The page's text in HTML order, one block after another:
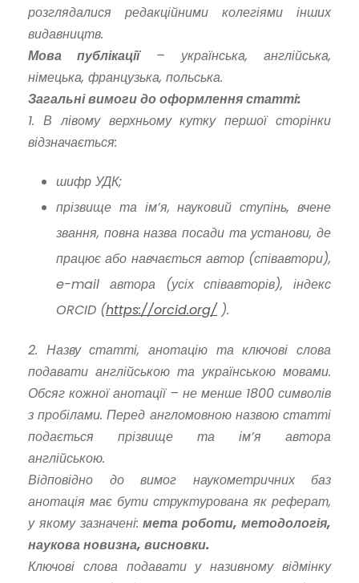
розглядалися редакційними колегіями інших
видавництв.
Мова публікації– українська, англійська,
німецька, французька, польська.
Загальні вимоги до оформлення статті:
1. В лівому верхньому кутку першої сторінки
відзначається:
шифр УДК;
прізвище та ім’я, науковий ступінь, вчене
звання, повна назва посади та установи, де
працює або навчається автор (співавтори),
e-mail автора (усіх співавторів), індекс
ORCID (https://orcid.org/ ).
2. Назву статті, анотацію та ключові слова
подавати англійською та українською мовами.
Обсяг кожної анотації – не менше 1800 символів
з пробілами. Перед англомовною назвою статті
подається прізвище та ім’я автора
англійською.
Відповідно до вимог наукометричних баз
анотація має бути структурована як реферат,
у якому зазначені:мета роботи, методологія,
наукова новизна, висновки.
Ключові слова подавати у називному відмінку